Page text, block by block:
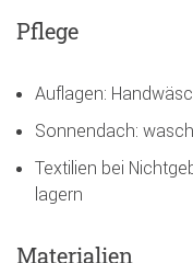
Pflege
Auflagen:
Sonnendach:
Textilien bei
lagern
Materialien